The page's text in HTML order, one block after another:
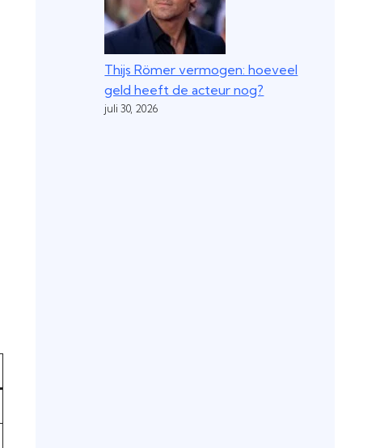
Thijs Römer vermogen: hoeveel
geld heeft de acteur nog?
juli 30, 2026